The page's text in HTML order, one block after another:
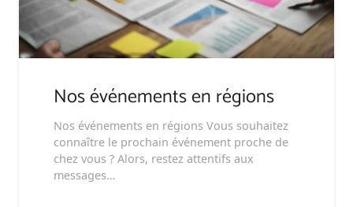
Nos événements en régions
Nos événements en régions Vous souhaitez
connaître le prochain événement proche de
chez vous ? Alors, restez attentifs aux
messages…